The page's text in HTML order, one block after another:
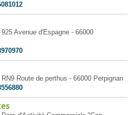
Avenue d'Espagne - 66000
Route de perthus - 66000 Perpignan